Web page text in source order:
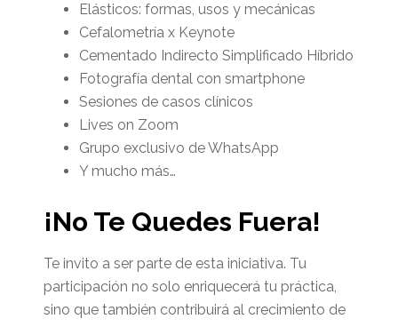
Elásticos: formas, usos y mecánicas
Cefalometría x Keynote
Cementado Indirecto Simplificado Híbrido
Fotografía dental con smartphone
Sesiones de casos clínicos
Lives on Zoom
Grupo exclusivo de WhatsApp
Y mucho más…
¡No Te Quedes Fuera!
Te invito a ser parte de esta iniciativa. Tu
participación no solo enriquecerá tu práctica,
sino que también contribuirá al crecimiento de